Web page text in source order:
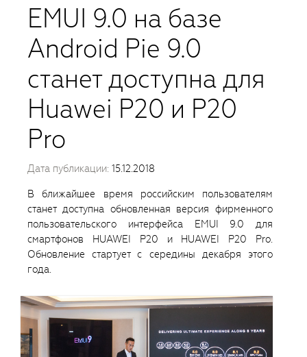
EMUI 9.0 на базе
Android Pie 9.0
станет доступна для
Huawei P20 и P20
Pro
Дата публикации: 15.12.2018
В ближайшее время российским пользователям
станет доступна обновленная версия фирменного
пользовательского интерфейса EMUI 9.0 для
смартфонов HUAWEI P20 и HUAWEI P20 Pro.
Обновление стартует с середины декабря этого
года.